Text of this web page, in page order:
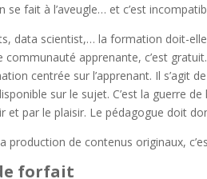
fait à l’aveugle… et c’est
data scientist,… la formation doit-
apprenante, c’est
centrée sur l’apprenant. Il s’agit
sur le sujet. C’est la guerre de
et par le plaisir. Le pédagogue doit
production de contenus originaux,
forfait